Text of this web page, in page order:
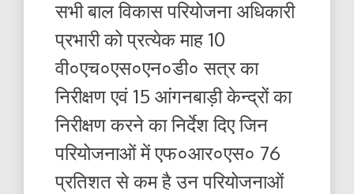
सभी बाल विकास परियोजना अधिकारी
प्रभारी को प्रत्येक माह 10
वी०एच०एस०एन०डी० सत्र का
निरीक्षण एवं 15 आंगनबाड़ी केन्द्रों का
निरीक्षण करने का निर्देश दिए जिन
परियोजनाओं में एफ०आर०एस० 76
प्रतिशत से कम है उन परियोजनाओं